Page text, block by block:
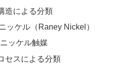
造による分類
ッケル（Raney Nickel）
ッケル触媒
セスによる分類